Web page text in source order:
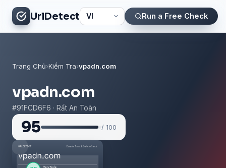
UrlDetect Run a Free Check
Trang Chủ›Kiểm Tra›vpadn.com
vpadn.com
#91FCD6F6 · Rất An Toàn
95 / 100